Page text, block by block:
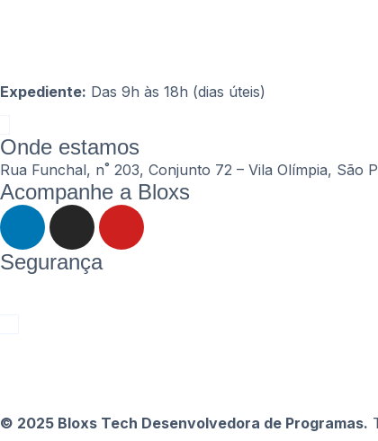
Expediente: Das 9h às 18h (dias úteis)
Onde estamos
Rua Funchal, n˚ 203, Conjunto 72 – Vila Olímpia, São
Acompanhe a Bloxs
Segurança
© 2025 Bloxs Tech Desenvolvedora de Programas.